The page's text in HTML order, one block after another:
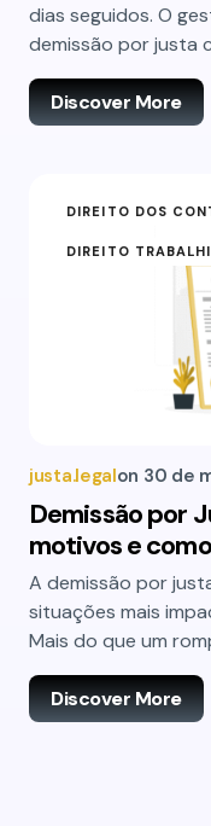
dias seguidos. O
demissão por justa
Discover More
DIREITO DOS
DIREITO
justa.legalon 30 de
Demissão por
motivos e
A demissão por
situações mais
Mais do que um
Discover More